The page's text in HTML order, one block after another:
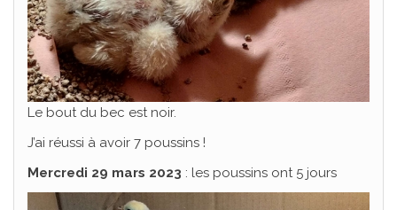
Le bout du bec est noir.
J’ai réussi à avoir 7 poussins !
Mercredi 29 mars 2023 : les poussins ont 5 jours